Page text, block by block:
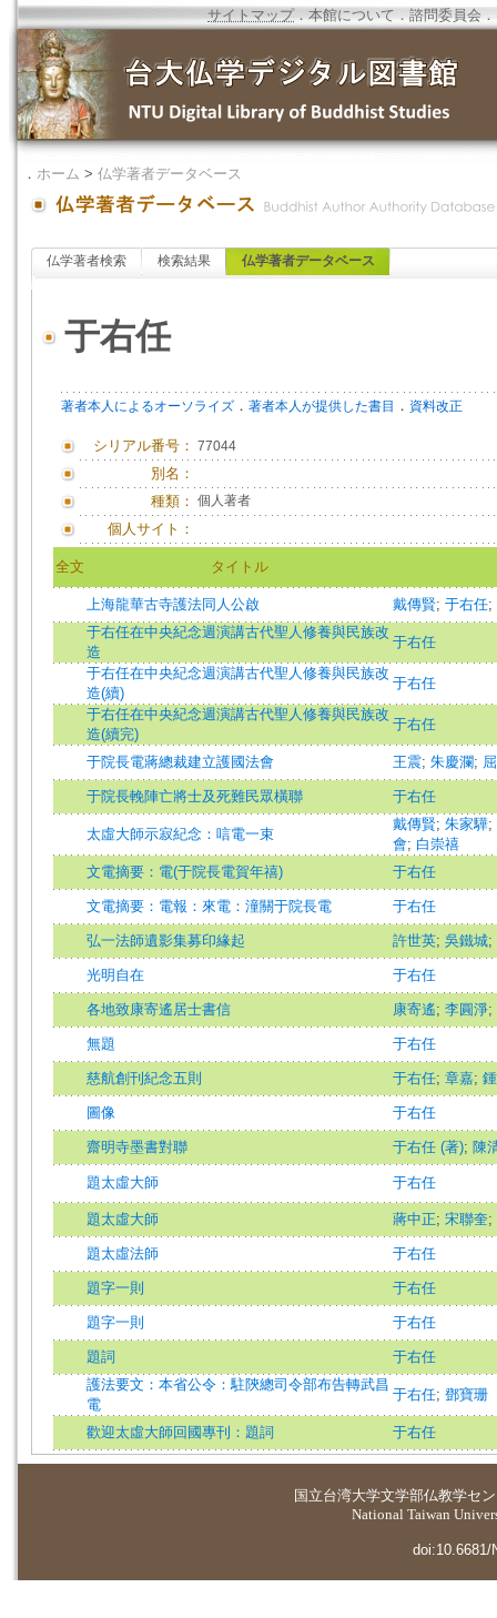
サイトマップ．本館について ．諮問委員会 ．
． ホーム > 仏学著者データベース
仏学著者検索 検索結果 仏学著者データベース
于右任
著者本人によるオーソライズ ． 著者本人が提供した書目 ． 資料改正
シリアル番号： 77044
別名：
種類： 個人著者
個人サイト：
全文 タイトル
上海龍華古寺護法同人公啟 戴傳賢; 于右任;
于右任在中央紀念週演講古代聖人修養與民族改
造
于右任
于右任在中央紀念週演講古代聖人修養與民族改
造(續)
于右任
于右任在中央紀念週演講古代聖人修養與民族改
造(續完)
于右任
于院長電蔣總裁建立護國法會 王震; 朱慶瀾;
于院長輓陣亡將士及死難民眾橫聯 于右任
太虛大師示寂紀念：唁電一束
戴傳賢; 朱家驊;
會; 白崇禧
文電摘要：電(于院長電賀年禧)
于右任
文電摘要：電報：來電：潼關于院長電 于右任
弘一法師遺影集募印緣起 許世英; 吳鐵城;
光明自在 于右任
各地致康寄遙居士書信 康寄遙; 李圓淨;
無題 于右任
慈航創刊紀念五則 于右任; 章嘉;
圖像 于右任
齋明寺墨書對聯 于右任 (著); 陳
題太虛大師 于右任
題太虛大師 蔣中正; 宋聯奎;
題太虛法師 于右任
題字一則 于右任
題字一則 于右任
題詞
于右任
護法要文：本省公令：駐陝總司令部布告轉武昌
電
于右任; 鄧寶珊
歡迎太虛大師回國專刊：題詞 于右任
国立台湾大学文学部仏教学セ
National Taiwan
doi:10.6681/